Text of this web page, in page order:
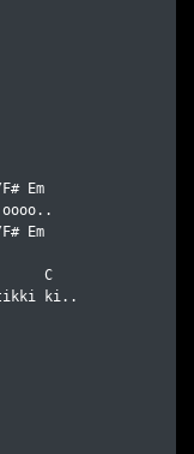
Em
Em
C
tikki ki..